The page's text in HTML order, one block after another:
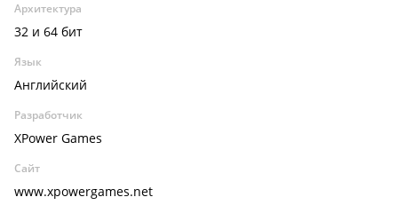
Архитектура
32 и 64 бит
Язык
Английский
Разработчик
XPower Games
Сайт
www.xpowergames.net